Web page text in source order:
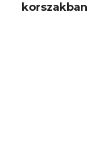
korszakban